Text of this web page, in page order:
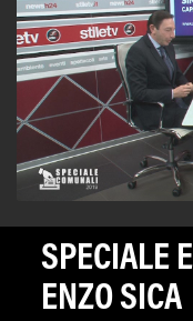
SPECIALE
ENZO SICA